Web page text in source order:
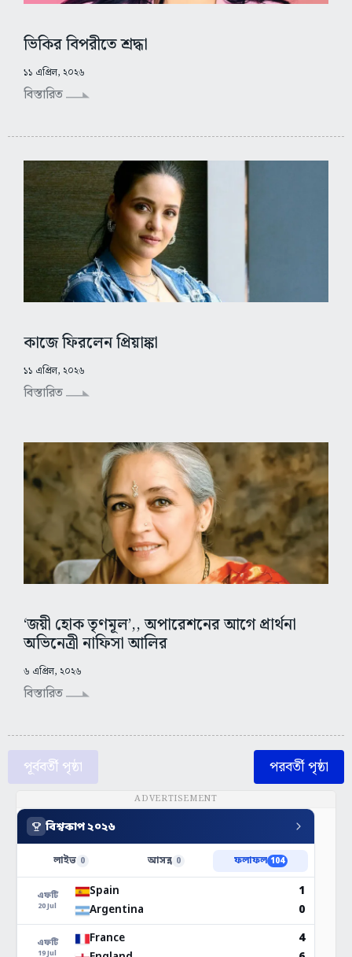
ভিকির বিপরীতে শ্রদ্ধা
১১ এপ্রিল, ২০২৬
বিস্তারিত
কাজে ফিরলেন প্রিয়াঙ্কা
১১ এপ্রিল, ২০২৬
বিস্তারিত
‘জয়ী হোক তৃণমূল’,, অপারেশনের আগে প্রার্থনা
অভিনেত্রী নাফিসা আলির
৬ এপ্রিল, ২০২৬
বিস্তারিত
পূর্ববর্তী পৃষ্ঠা পরবর্তী পৃষ্ঠা
ADVERTISEMENT